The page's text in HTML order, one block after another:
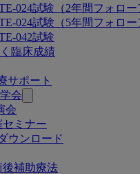
024試験（2年間フォロー
024試験（5年間フォロー
042試験
臨床成績
サポート
会
会
ミナー
ウンロード
後補助療法